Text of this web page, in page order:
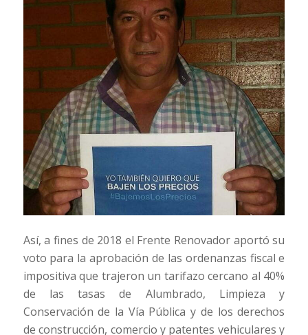
Así, a fines de 2018 el Frente Renovador aportó su
voto para la aprobación de las ordenanzas fiscal e
impositiva que trajeron un tarifazo cercano al 40%
de las tasas de Alumbrado, Limpieza y
Conservación de la Vía Pública y de los derechos
de construcción, comercio y patentes vehiculares y